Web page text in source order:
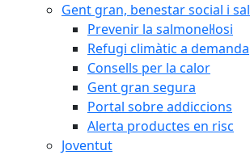
Gent gran, benestar social i
Prevenir la salmonel·losi
Refugi climàtic a demanda
Consells per la calor
Gent gran segura
Portal sobre addiccions
Alerta productes en risc
Joventut